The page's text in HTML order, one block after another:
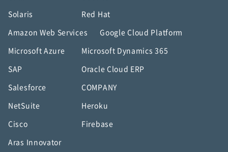
Solaris Red Hat
Amazon Web Services Google Cloud Platform
Microsoft Azure Microsoft Dynamics 365
SAP Oracle Cloud ERP
Salesforce COMPANY
NetSuite Heroku
Cisco Firebase
Aras Innovator